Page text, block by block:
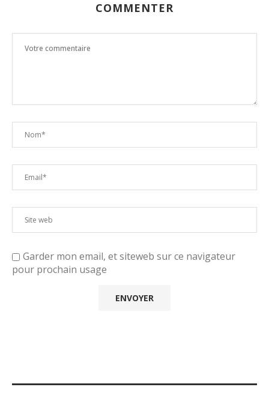
COMMENTER
Garder mon email, et siteweb sur ce navigateur
pour prochain usage